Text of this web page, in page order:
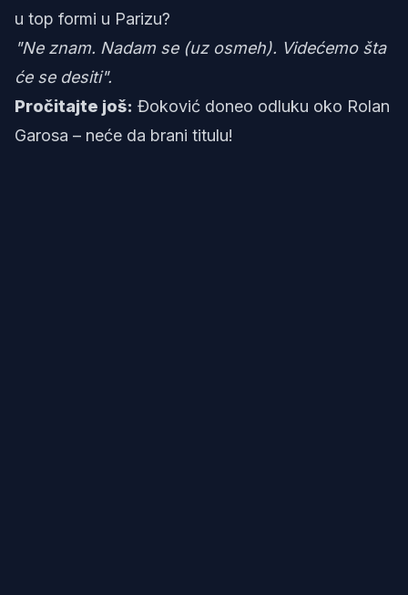
u top formi u Parizu?
"Ne znam. Nadam se (uz osmeh). Videćemo šta
će se desiti".
Pročitajte još: Đoković doneo odluku oko Rolan
Garosa – neće da brani titulu!